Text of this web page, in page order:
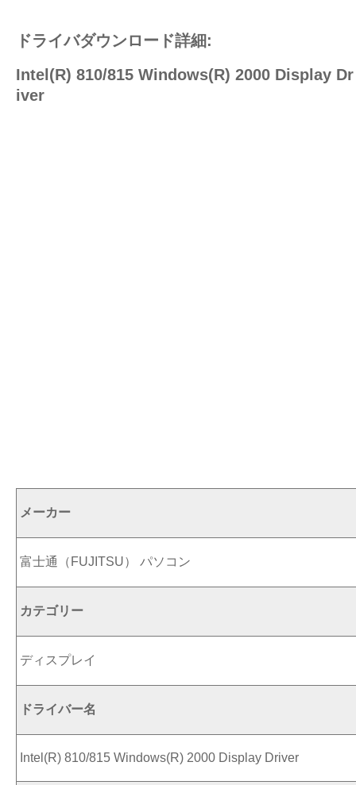
ドライバダウンロード詳細:
Intel(R) 810/815 Windows(R) 2000 Display Dr
iver
メーカー
富士通（FUJITSU） パソコン
カテゴリー
ディスプレイ
ドライバー名
Intel(R) 810/815 Windows(R) 2000 Display Driver